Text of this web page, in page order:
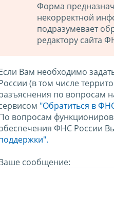
Форма
некорректной
подразумевает
редактору сайта
Вам необходимо
(в том числе
по вопросам
"Обратиться в
вопросам
ФНС России
сообщение: